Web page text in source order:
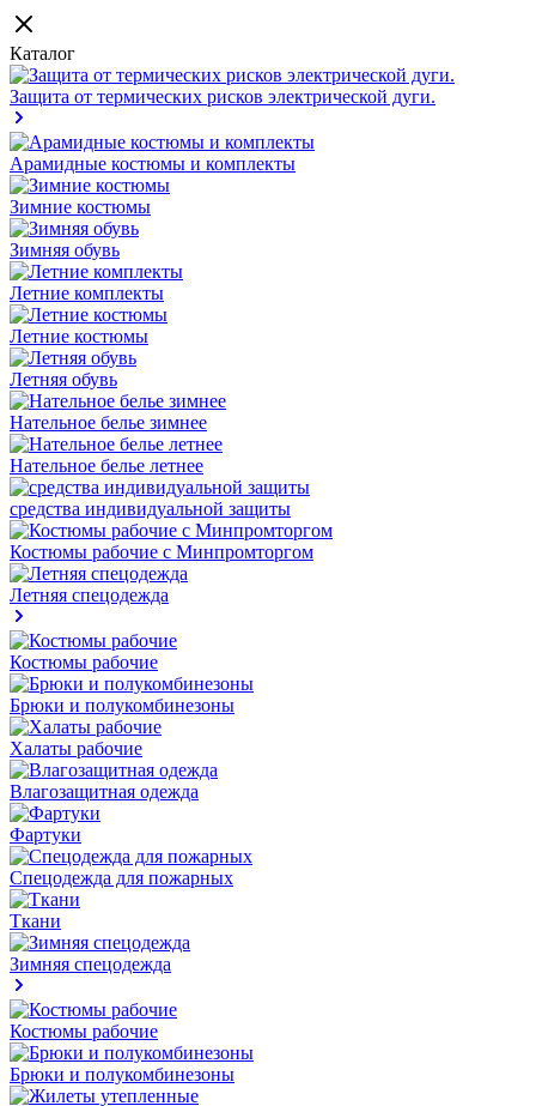
Каталог
Защита от термических рисков электрической дуги.
Арамидные костюмы и комплекты
Зимние костюмы
Зимняя обувь
Летние комплекты
Летние костюмы
Летняя обувь
Нательное белье зимнее
Нательное белье летнее
средства индивидуальной защиты
Костюмы рабочие с Минпромторгом
Летняя спецодежда
Костюмы рабочие
Брюки и полукомбинезоны
Халаты рабочие
Влагозащитная одежда
Фартуки
Спецодежда для пожарных
Ткани
Зимняя спецодежда
Костюмы рабочие
Брюки и полукомбинезоны